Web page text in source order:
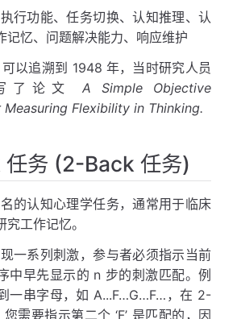
执行功能、任务切换、认知推理、认
记忆、问题解决能力、响应维护
以追溯到 1948 年，当时研究人员
了论文 A Simple Objective
Measuring Flexibility in Thinking.
务 (2-Back 任务)
的认知心理学任务，通常用于临床
工作记忆。
一系列刺激，参与者必须指示当前
中早先显示的 n 步的刺激匹配。例
一串字母，如 A...F…G…F…，在 2-
需要指示第二个 ‘F’ 是匹配的，因